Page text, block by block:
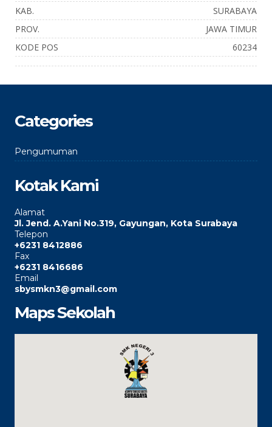
KAB.
SURABAYA
PROV.
JAWA TIMUR
KODE POS
60234
Categories
Pengumuman
Kotak Kami
Alamat
Jl. Jend. A.Yani No.319, Gayungan, Kota Surabaya
Telepon
+6231 8412886
Fax
+6231 8416686
Email
sbysmkn3@gmail.com
Maps Sekolah